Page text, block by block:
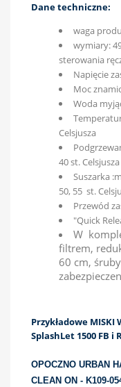
Dane techniczne:
waga
wymiary:
sterowania
Napięcie
Moc
Woda
Celsjusza
40 st. Celsjusza
Suszarka
50, 55 st.
Przewód
"Quick
W
filtrem,
60 cm,
Przykładowe
SplashLet 1500 FB i
OPOCZNO URBAN
CLEAN ON - K109-